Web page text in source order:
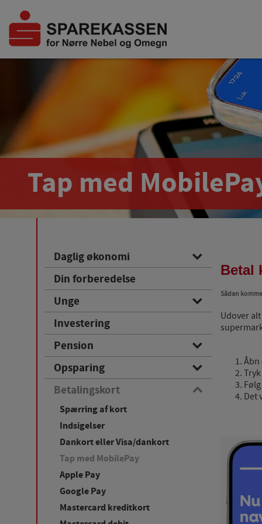
Tap med
Betal
Sådan
Udover
Åbn
Det
Daglig økonomi
Løn og budget
Børn
Basisbetalingskonto
Basiskonto
Din forberedelse
Unge
Jokerkonto
Net- og mobilbank
Budgetkonto
Studieforsikring
Investering
Pension
Ratepension
Alderspension
Livrente
Pensionsinfo
Opsparing
Børneopsparing
Opsparingskonto
Etableringskonto
Betalingskort
Spærring af kort
Indsigelser
Dankort eller Visa/dankort
Tap med MobilePay
Apple Pay
Google Pay
Mastercard kreditkort